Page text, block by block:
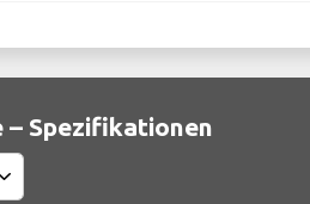
– Spezifikationen